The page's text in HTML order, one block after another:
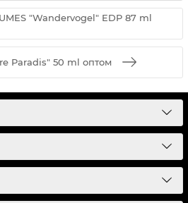
"Wandervogel" EDP 87 ml
Paradis" 50 ml оптом